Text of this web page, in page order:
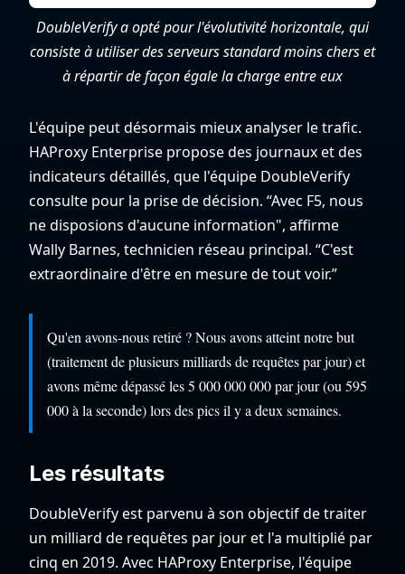
DoubleVerify a opté pour l'évolutivité horizontale, qui
consiste à utiliser des serveurs standard moins chers et
à répartir de façon égale la charge entre eux
L'équipe peut désormais mieux analyser le trafic.
HAProxy Enterprise propose des journaux et des
indicateurs détaillés, que l'équipe DoubleVerify
consulte pour la prise de décision. “Avec F5, nous
ne disposions d'aucune information", affirme
Wally Barnes, technicien réseau principal. “C'est
extraordinaire d'être en mesure de tout voir.”
Qu'en avons-nous retiré ? Nous avons atteint notre but
(traitement de plusieurs milliards de requêtes par jour) et
avons même dépassé les 5 000 000 000 par jour (ou 595
000 à la seconde) lors des pics il y a deux semaines.
Les résultats
DoubleVerify est parvenu à son objectif de traiter
un milliard de requêtes par jour et l'a multiplié par
cinq en 2019. Avec HAProxy Enterprise, l'équipe